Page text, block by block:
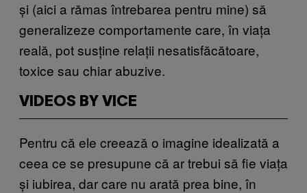
și (aici a rămas întrebarea pentru mine) să
generalizeze comportamente care, în viața
reală, pot susține relații nesatisfăcătoare,
toxice sau chiar abuzive.
VIDEOS BY VICE
Pentru că ele creează o imagine idealizată a
ceea ce se presupune că ar trebui să fie viața
și iubirea, dar care nu arată prea bine, în